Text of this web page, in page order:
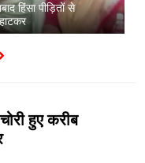
हिंसा पीड़ितों से
हुए करीब